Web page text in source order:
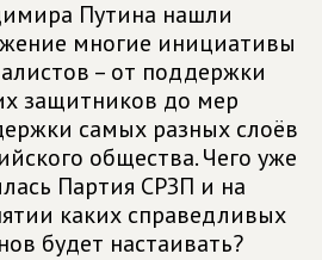
Путина нашли
многие инициативы
– от поддержки
защитников до мер
самых разных слоёв
общества. Чего уже
Партия СРЗП и на
каких справедливых
будет настаивать?